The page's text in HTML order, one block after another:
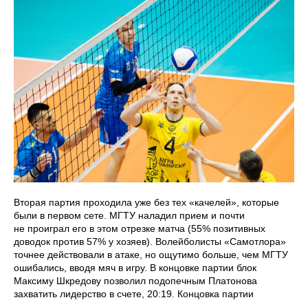
Вторая партия проходила уже без тех «качелей», которые
были в первом сете. МГТУ наладил прием и почти
не проиграл его в этом отрезке матча (55% позитивных
доводок против 57% у хозяев). Волейболисты «Самотлора»
точнее действовали в атаке, но ощутимо больше, чем МГТУ
ошибались, вводя мяч в игру. В концовке партии блок
Максиму Шкредову позволил подопечным Платонова
захватить лидерство в счете, 20:19. Концовка партии